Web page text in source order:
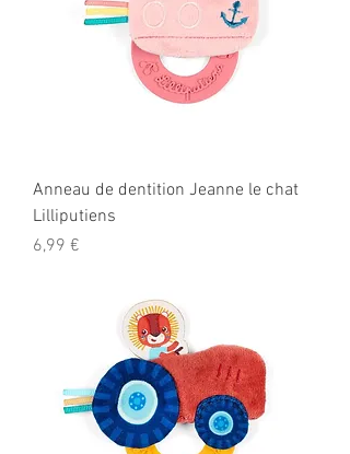
Anneau de dentition Jeanne le chat
Lilliputiens
Prix
6,99 €